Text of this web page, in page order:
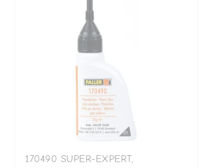
170490 SUPER-EXPERT,